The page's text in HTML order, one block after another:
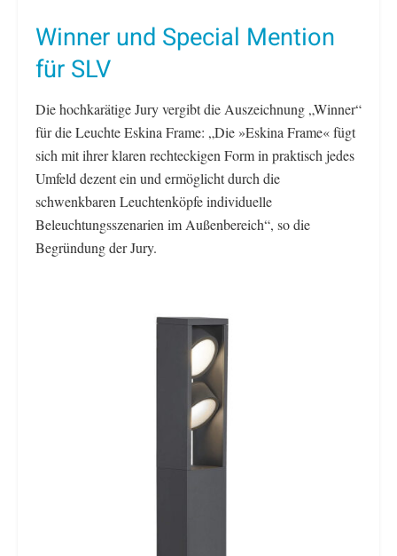
Winner und Special Mention
für SLV
Die hochkarätige Jury vergibt die Auszeichnung „Winner“
für die Leuchte Eskina Frame: „Die »Eskina Frame« fügt
sich mit ihrer klaren rechteckigen Form in praktisch jedes
Umfeld dezent ein und ermöglicht durch die
schwenkbaren Leuchtenköpfe individuelle
Beleuchtungsszenarien im Außenbereich“, so die
Begründung der Jury.